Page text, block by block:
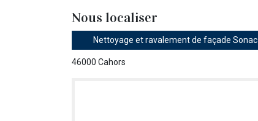
Nous localiser
Nettoyage et ravalement de façade Sonac
46000 Cahors